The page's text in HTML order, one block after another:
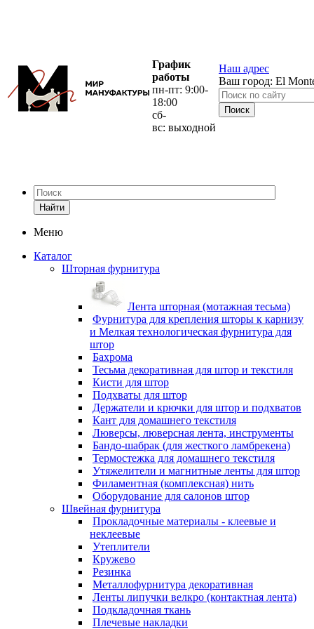
График
работы
пн-пт: 9:00-
18:00
сб-
вс: выходной
Наш адрес
Ваш город: El
Найти
Меню
Каталог
Шторная фурнитура
Лента шторная (мотажная тесьма)
Фурнитура для крепления шторы к карнизу
и Мелкая технологическая фурнитура для
штор
Бахрома
Тесьма декоративная для штор и текстиля
Кисти для штор
Подхваты для штор
Держатели и крючки для штор и подхватов
Кант для домашнего текстиля
Люверсы, люверсная лента, инструменты
Бандо-шабрак (для жесткого ламбрекена)
Термостежка для домашнего текстиля
Утяжелители и магнитные ленты для штор
Филаментная (комплексная) нить
Оборудование для салонов штор
Швейная фурнитура
Прокладочные материалы - клеевые и
неклеевые
Утеплители
Кружево
Резинка
Металлофурнитура декоративная
Ленты липучки велкро (контактная лента)
Подкладочная ткань
Плечевые накладки